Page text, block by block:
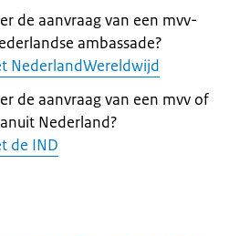
de aanvraag van een mvv-
ambassade?
NederlandWereldwijd
de aanvraag van een mvv of
Nederland?
de IND